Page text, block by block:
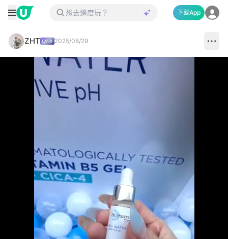
下載App
ZHT 2025/08/29